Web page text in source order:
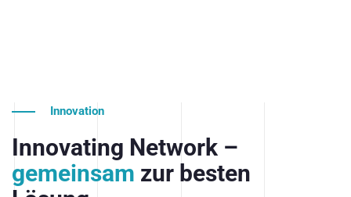
Innovation
Innovating Network –
gemeinsam zur besten